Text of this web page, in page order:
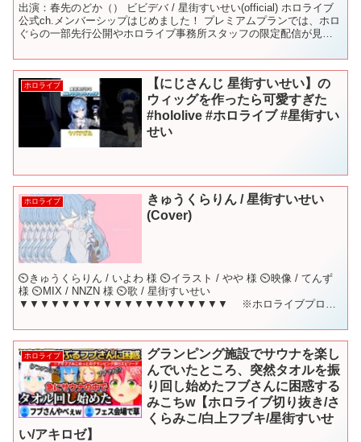
出演：春先のどか（） ビビデバ / 星街すいせい(official) ホロライブ
公式ch.メンバーシップはじめました！ プレミアムプランでは、ホロ
ぐらの一部先行公開やホロライブ事務所スタッフの限定配信が見ら
ホロライブ
【にじさんじ 星街すいせい】の
ウィッグを作ったら可愛すぎた
#hololive #ホロライブ #星街すい
せい
ホロライブ
きゅうくらりん / 星街すいせい
(Cover)
⏲きゅうくらりん / いよわ 様 ⏲イラスト / やや 様 ⏲映像 / てんず
様 ⏲MIX / NNZN 様 ⏲歌 / 星街すいせい
▼▼▼▼▼▼▼▼▼▼▼▼▼▼▼▼▼▼▼▼ ※ホロライブプロダ
ホロライブ
グランピング施設でサウナを楽し
んでいたところ、突然タオルを振
り回し始めたフブさんに困惑する
みこちw【ホロライブ切り抜き/さ
くらみこ/白上フブキ/星街すいせ
い/アキロゼ】